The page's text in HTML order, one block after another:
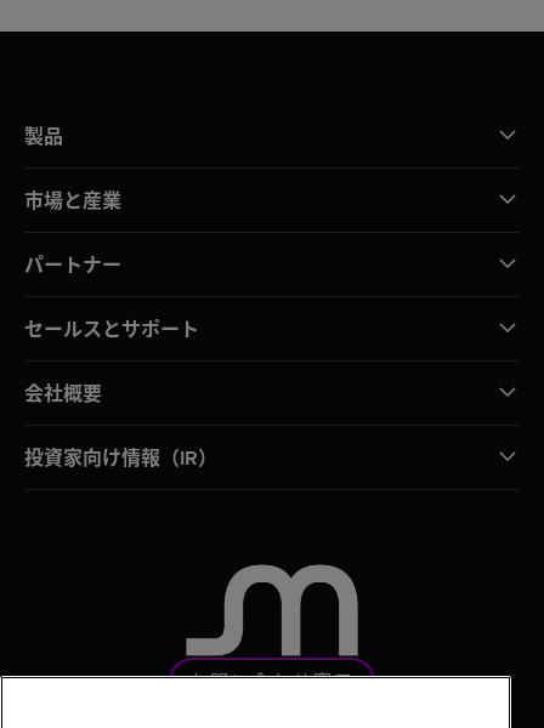
製品
市場と産業
パートナー
セールスとサポート
会社概要
投資家向け情報（IR）
お問い合わせ窓口